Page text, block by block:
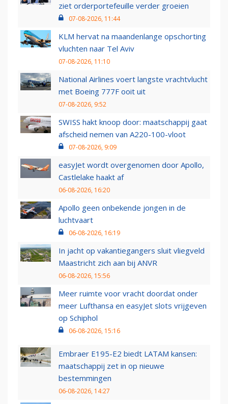
ziet orderportefeuille verder groeien
07-08-2026, 11:44
KLM hervat na maandenlange opschorting
vluchten naar Tel Aviv
07-08-2026, 11:10
National Airlines voert langste vrachtvlucht
met Boeing 777F ooit uit
07-08-2026, 9:52
SWISS hakt knoop door: maatschappij gaat
afscheid nemen van A220-100-vloot
07-08-2026, 9:09
easyJet wordt overgenomen door Apollo,
Castlelake haakt af
06-08-2026, 16:20
Apollo geen onbekende jongen in de
luchtvaart
06-08-2026, 16:19
In jacht op vakantiegangers sluit vliegveld
Maastricht zich aan bij ANVR
06-08-2026, 15:56
Meer ruimte voor vracht doordat onder
meer Lufthansa en easyJet slots vrijgeven
op Schiphol
06-08-2026, 15:16
Embraer E195-E2 biedt LATAM kansen:
maatschappij zet in op nieuwe
bestemmingen
06-08-2026, 14:27